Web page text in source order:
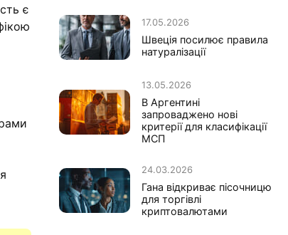
є
17.05.2026
Швеція посилює правила
натуралізації
13.05.2026
В Аргентині
запроваджено нові
критерії для класифікації
МСП
24.03.2026
Гана відкриває пісочницю
для торгівлі
криптовалютами